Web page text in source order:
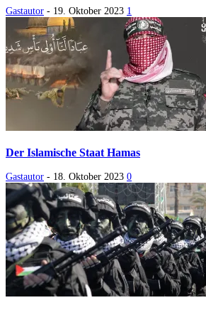
Gastautor - 19. Oktober 2023 1
Der Islamische Staat Hamas
Gastautor - 18. Oktober 2023 0